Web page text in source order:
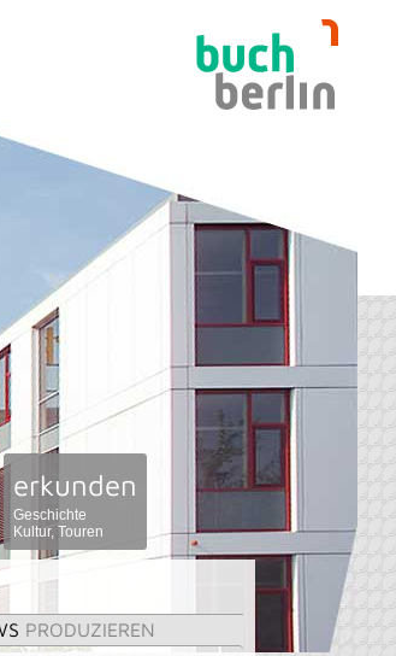
erkunden
Geschichte
Kultur, Touren
PRODUZIEREN